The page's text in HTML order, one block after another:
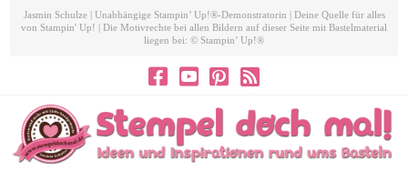
Jasmin Schulze | Unabhängige Stampin’ Up!®-Demonstratorin | Deine Quelle für alles
von Stampin' Up! | Die Motivrechte bei allen Bildern auf dieser Seite mit Bastelmaterial
liegen bei: © Stampin’ Up!®